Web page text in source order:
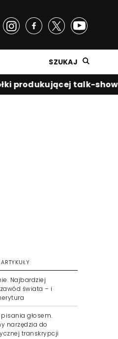
SZUKAJ
produkującej talk-show
Najbardziej
świata – i
głosem.
narzędzia do
transkrypcji